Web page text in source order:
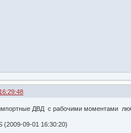
ДВД с рабочими моментами
(2009-09-01 16:30:20)